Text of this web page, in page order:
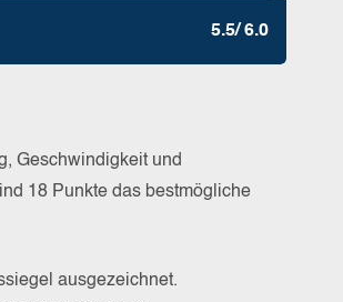
5.5/ 6.0
Geschwindigkeit und
18 Punkte das bestmögliche
ausgezeichnet.